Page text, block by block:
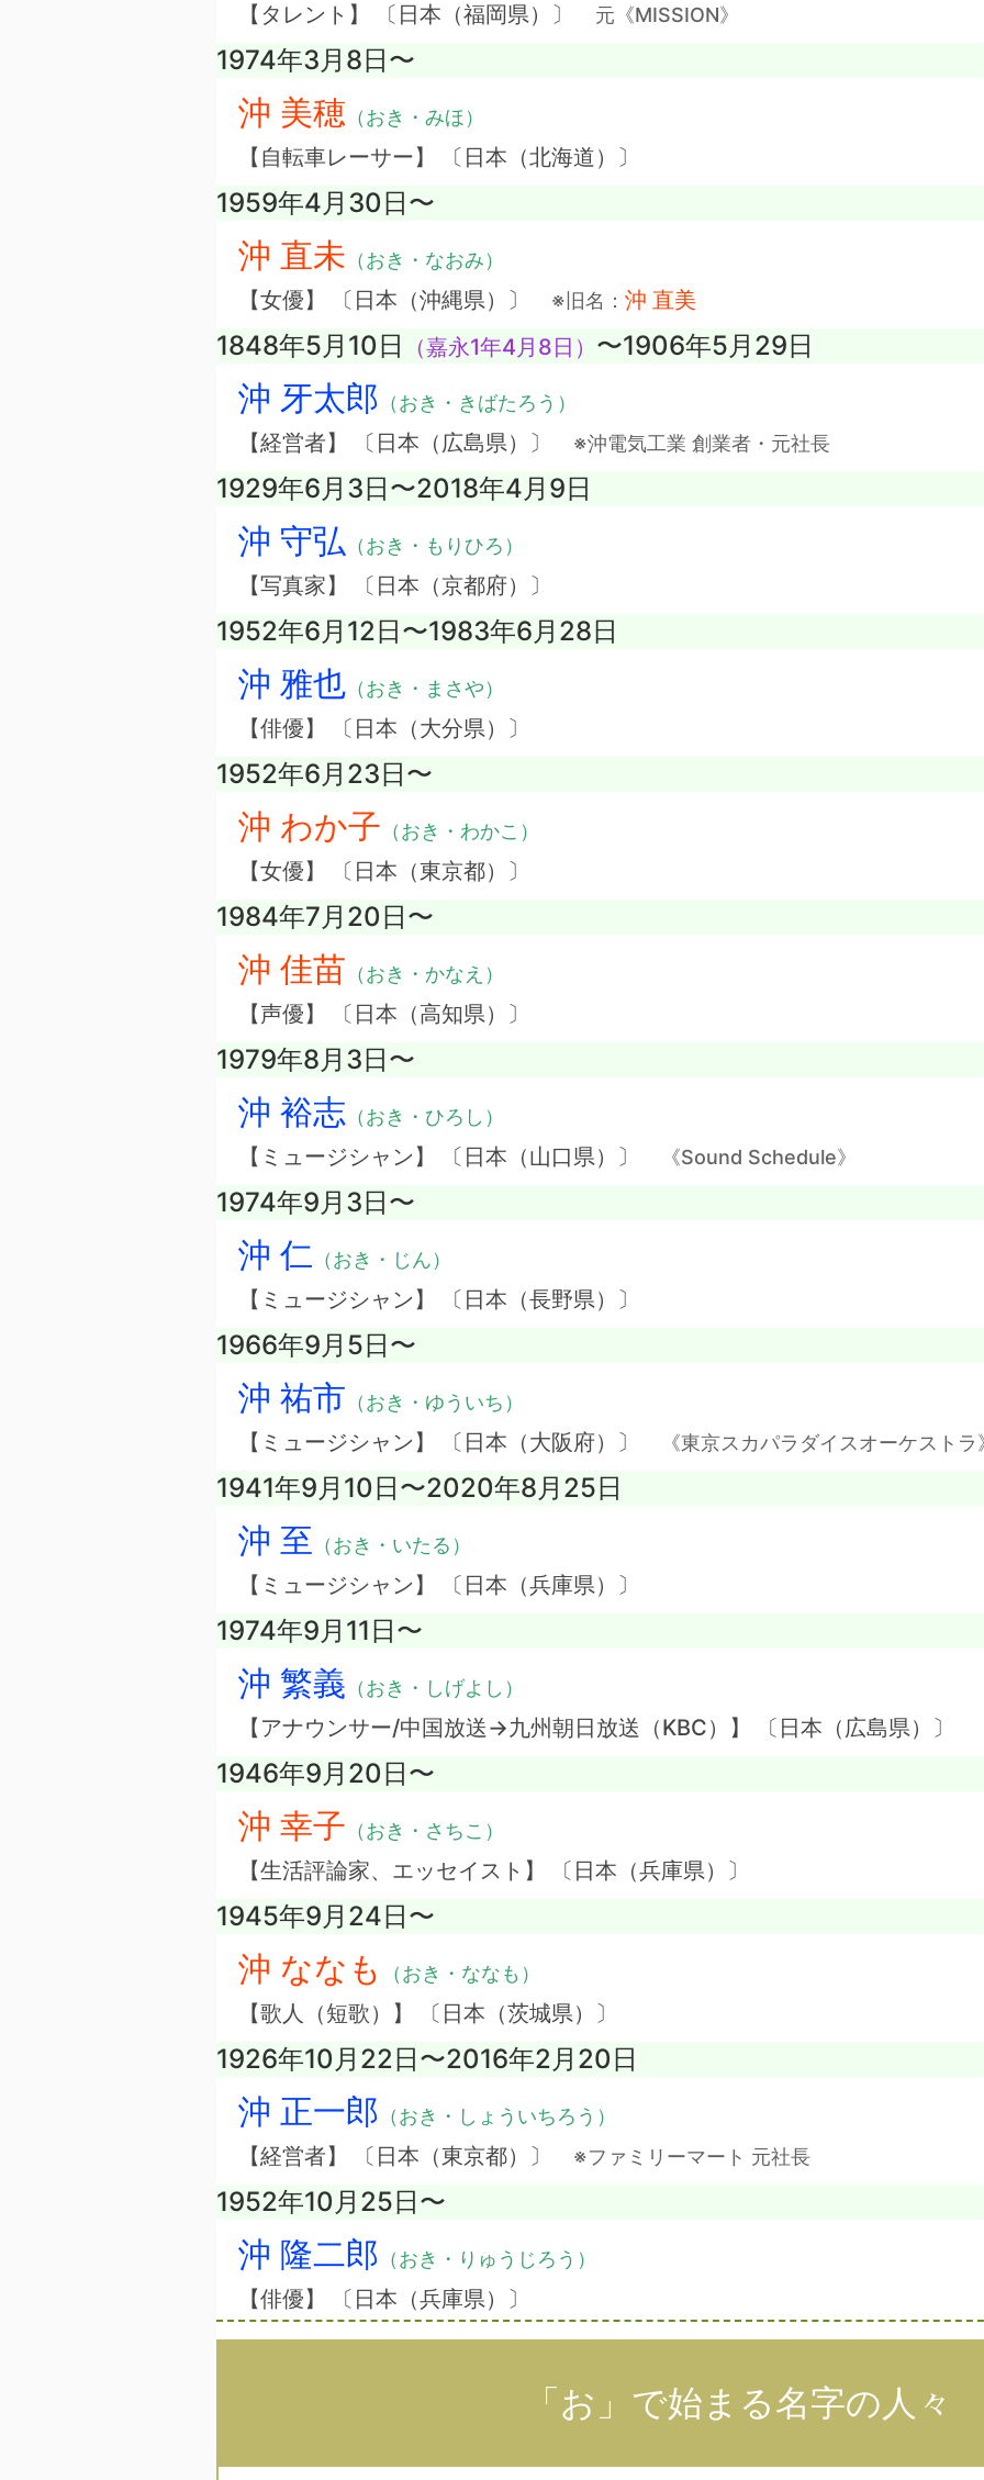
【タレント】 〔日本（福岡県）〕 元《MISSION》
1974年3月8日〜
沖 美穂 （おき・みほ）
【自転車レーサー】 〔日本（北海道）〕
1959年4月30日〜
沖 直未 （おき・なおみ）
【女優】 〔日本（沖縄県）〕 ※旧名： 沖 直美
1848年5月10日 （嘉永1年4月8日） 〜1906年5月29日
沖 牙太郎 （おき・きばたろう）
【経営者】 〔日本（広島県）〕 ※沖電気工業 創業者・元社長
1929年6月3日〜2018年4月9日
沖 守弘 （おき・もりひろ）
【写真家】 〔日本（京都府）〕
1952年6月12日〜1983年6月28日
沖 雅也 （おき・まさや）
【俳優】 〔日本（大分県）〕
1952年6月23日〜
沖 わか子 （おき・わかこ）
【女優】 〔日本（東京都）〕
1984年7月20日〜
沖 佳苗 （おき・かなえ）
【声優】 〔日本（高知県）〕
1979年8月3日〜
沖 裕志 （おき・ひろし）
【ミュージシャン】 〔日本（山口県）〕 《Sound Schedule》
1974年9月3日〜
沖 仁 （おき・じん）
【ミュージシャン】 〔日本（長野県）〕
1966年9月5日〜
沖 祐市 （おき・ゆういち）
【ミュージシャン】 〔日本（大阪府）〕 《東京スカパラダイスオーケストラ
1941年9月10日〜2020年8月25日
沖 至 （おき・いたる）
【ミュージシャン】 〔日本（兵庫県）〕
1974年9月11日〜
沖 繁義 （おき・しげよし）
【アナウンサー/中国放送→九州朝日放送（KBC）】 〔日本（広島県）〕
1946年9月20日〜
沖 幸子 （おき・さちこ）
【生活評論家、エッセイスト】 〔日本（兵庫県）〕
1945年9月24日〜
沖 ななも （おき・ななも）
【歌人（短歌）】 〔日本（茨城県）〕
1926年10月22日〜2016年2月20日
沖 正一郎 （おき・しょういちろう）
【経営者】 〔日本（東京都）〕 ※ファミリーマート 元社長
1952年10月25日〜
沖 隆二郎 （おき・りゅうじろう）
【俳優】 〔日本（兵庫県）〕
「お」で始まる名字の人々